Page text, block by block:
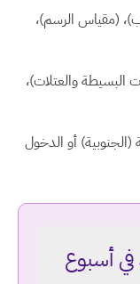
(مقياس الرسم)،
البسيطة والعتلات)،
(الجنوبية) أو الدخول
6 مواد في أسبوع